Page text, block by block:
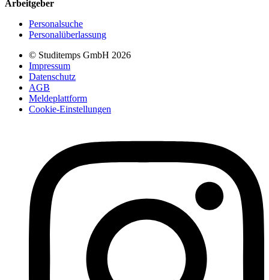
Arbeitgeber
Personalsuche
Personalüberlassung
© Studitemps GmbH 2026
Impressum
Datenschutz
AGB
Meldeplattform
Cookie-Einstellungen